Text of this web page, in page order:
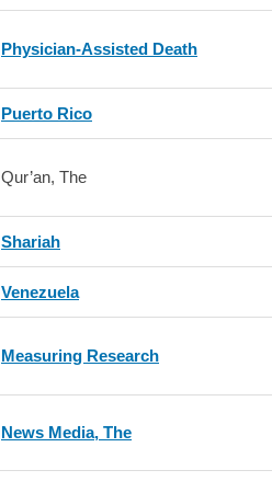
Physician-Assisted Death
Puerto Rico
Qur’an, The
Shariah
Venezuela
Measuring Research
News Media, The